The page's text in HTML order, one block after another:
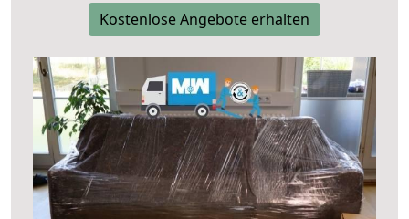
Kostenlose Angebote erhalten